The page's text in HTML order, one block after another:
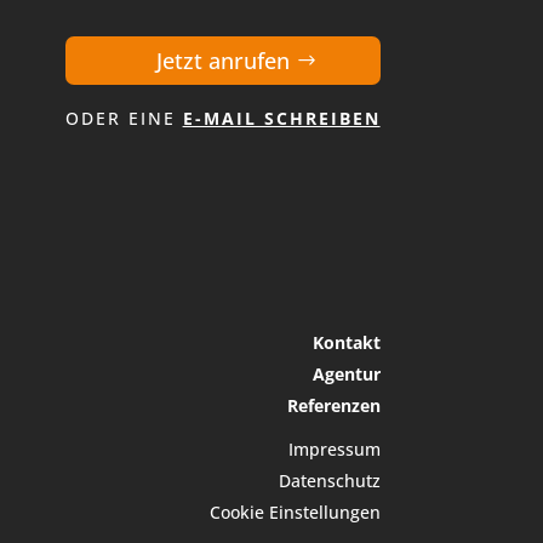
Jetzt anrufen
ODER EINE E-MAIL SCHREIBEN
Kontakt
Agentur
Referenzen
Impressum
Datenschutz
Cookie Einstellungen